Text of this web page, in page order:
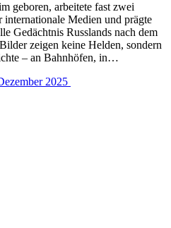
geboren, arbeitete fast zwei
internationale Medien und prägte
Gedächtnis Russlands nach dem
zeigen keine Helden, sondern
– an Bahnhöfen, in…
2025